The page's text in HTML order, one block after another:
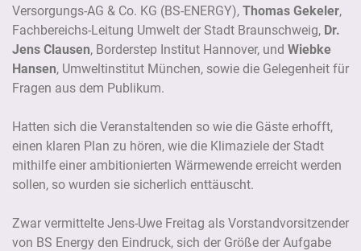
Versorgungs-AG & Co. KG (BS-ENERGY), Thomas Gekeler,
Fachbereichs-Leitung Umwelt der Stadt Braunschweig, Dr.
Jens Clausen, Borderstep Institut Hannover, und Wiebke
Hansen, Umweltinstitut München, sowie die Gelegenheit für
Fragen aus dem Publikum.
Hatten sich die Veranstaltenden so wie die Gäste erhofft,
einen klaren Plan zu hören, wie die Klimaziele der Stadt
mithilfe einer ambitionierten Wärmewende erreicht werden
sollen, so wurden sie sicherlich enttäuscht.
Zwar vermittelte Jens-Uwe Freitag als Vorstandvorsitzender
von BS Energy den Eindruck, sich der Größe der Aufgabe